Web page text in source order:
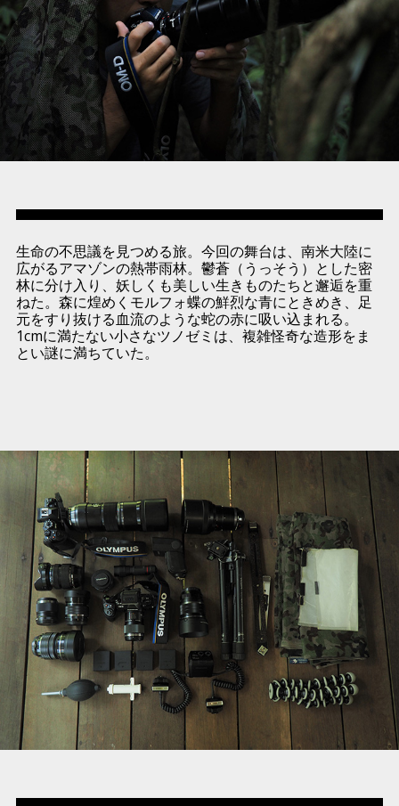
生命の不思議を見つめる旅。今回の舞台は、南米大陸に
広がるアマゾンの熱帯雨林。鬱蒼（うっそう）とした密
林に分け入り、妖しくも美しい生きものたちと邂逅を重
ねた。森に煌めくモルフォ蝶の鮮烈な青にときめき、足
元をすり抜ける血流のような蛇の赤に吸い込まれる。
1cmに満たない小さなツノゼミは、複雑怪奇な造形をま
とい謎に満ちていた。